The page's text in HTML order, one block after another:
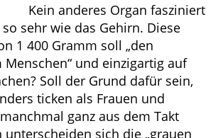
Kein anderes Organ fasziniert
sehr wie das Gehirn. Diese
1 400 Gramm soll „den
Menschen“ und einzigartig auf
Soll der Grund dafür sein,
ticken als Frauen und
ganz aus dem Takt
unterscheiden sich die „grauen